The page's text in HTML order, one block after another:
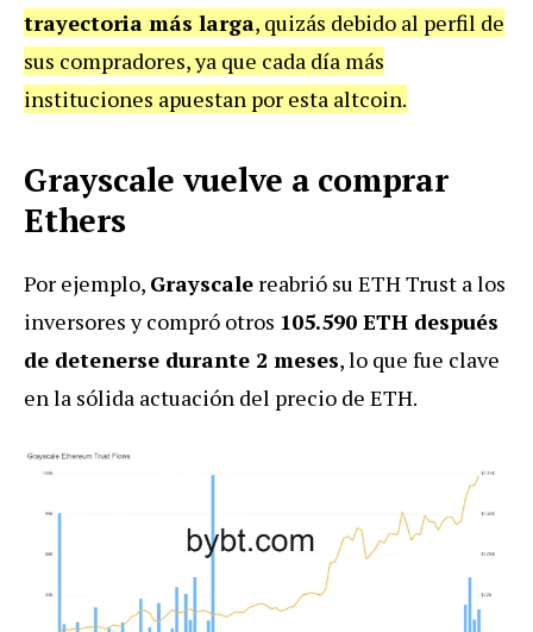
trayectoria más larga, quizás debido al perfil de
sus compradores, ya que cada día más
instituciones apuestan por esta altcoin.
Grayscale vuelve a comprar
Ethers
Por ejemplo, Grayscale reabrió su ETH Trust a los
inversores y compró otros 105.590 ETH después
de detenerse durante 2 meses, lo que fue clave
en la sólida actuación del precio de ETH.